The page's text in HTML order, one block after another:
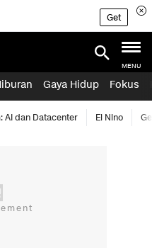
Get
MENU
Gaya Hidup Fokus
AI dan Datacenter El Nino